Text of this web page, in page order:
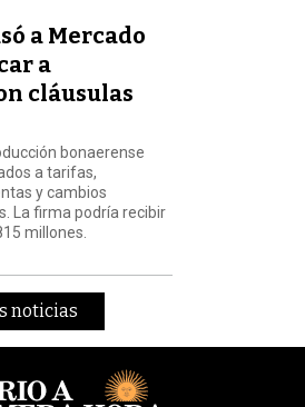
a Mercado
a
cláusulas
bonaerense
a tarifas,
y cambios
La firma podría recibir
millones.
noticias